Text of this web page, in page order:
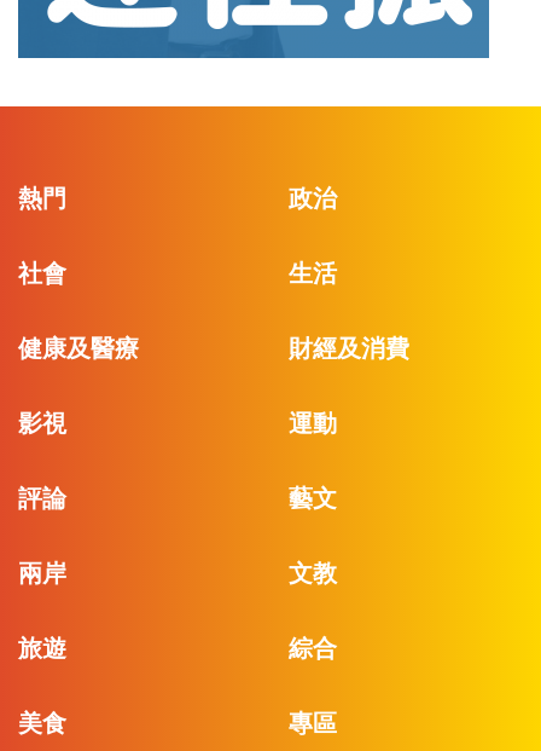
熱門 政治
社會 生活
健康及醫療 財經及消費
影視 運動
評論 藝文
兩岸 文教
旅遊 綜合
美食 專區